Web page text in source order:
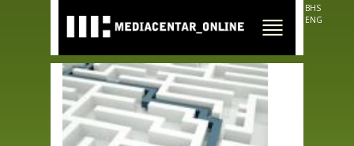
main
content
BHS
ENG